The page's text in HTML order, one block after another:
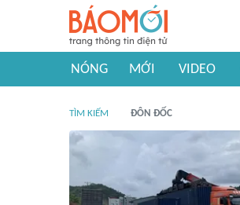
NÓNG MỚI VIDEO
TÌM KIẾM ĐÔN ĐỐC